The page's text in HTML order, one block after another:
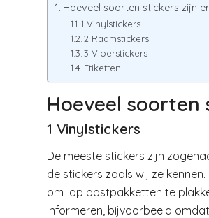
Hoeveel soorten stickers zijn er
1 Vinylstickers
2 Raamstickers
3 Vloerstickers
Etiketten
Hoeveel soorten
1 Vinylstickers
De meeste stickers zijn
de stickers zoals wij ze
om op postpakketten te
informeren, bijvoorbeeld